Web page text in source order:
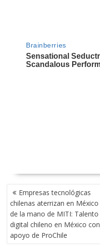
NAVEGACIÓN
DE
ENTRADAS
Empresas tecnológicas
chilenas aterrizan en México
de la mano de MITI: Talento
digital chileno en México con
apoyo de ProChile